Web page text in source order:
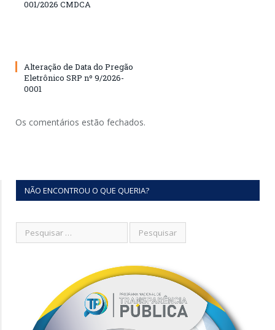
001/2026 CMDCA
Alteração de Data do Pregão
Eletrônico SRP nº 9/2026-
0001
Os comentários estão fechados.
NÃO ENCONTROU O QUE QUERIA?